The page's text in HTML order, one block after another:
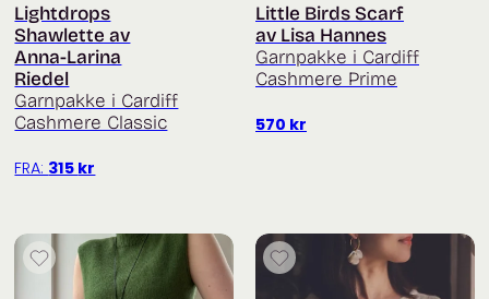
Lightdrops
Shawlette av
Anna-Larina
Riedel
Garnpakke i Cardiff
Cashmere Classic
FRA: 315 kr
Little Birds Scarf
av Lisa Hannes
Garnpakke i Cardiff
Cashmere Prime
570 kr